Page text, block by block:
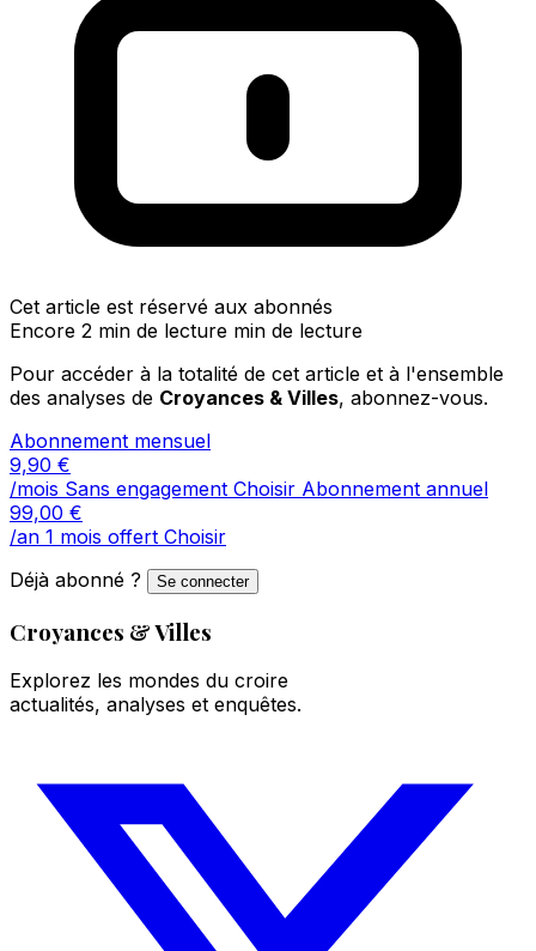
Cet article est réservé aux abonnés
Encore 2 min de lecture min de lecture
Pour accéder à la totalité de cet article et à l'ensemble
des analyses de Croyances & Villes, abonnez-vous.
Abonnement mensuel
9,90 €
/mois Sans engagement Choisir Abonnement annuel
99,00 €
/an 1 mois offert Choisir
Déjà abonné ?
Se connecter
Croyances & Villes
Explorez les mondes du croire
actualités, analyses et enquêtes.